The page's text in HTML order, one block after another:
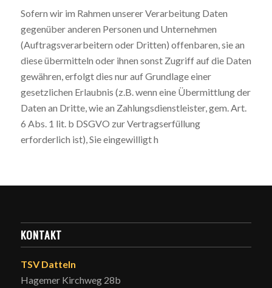
Sofern wir im Rahmen unserer Verarbeitung Daten
gegenüber anderen Personen und Unternehmen
(Auftragsverarbeitern oder Dritten) offenbaren, sie an
diese übermitteln oder ihnen sonst Zugriff auf die Daten
gewähren, erfolgt dies nur auf Grundlage einer
gesetzlichen Erlaubnis (z.B. wenn eine Übermittlung der
Daten an Dritte, wie an Zahlungsdienstleister, gem. Art.
6 Abs. 1 lit. b DSGVO zur Vertragserfüllung
erforderlich ist), Sie eingewilligt h
KONTAKT
TSV Datteln
Hagemer Kirchweg 28b